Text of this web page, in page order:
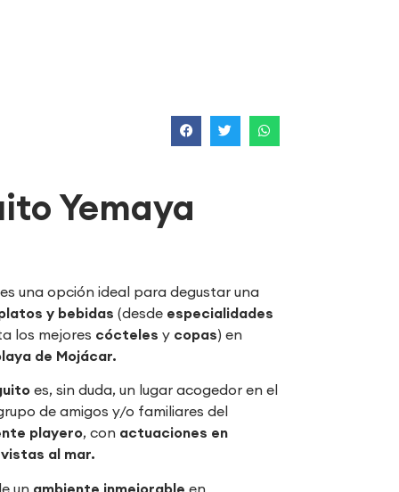
Yemaya
una opción ideal para degustar una
y bebidas (desde especialidades
los mejores cócteles y copas) en
de Mojácar.
es, sin duda, un lugar acogedor en el
de amigos y/o familiares del
playero, con actuaciones en
al mar.
un ambiente inmejorable en